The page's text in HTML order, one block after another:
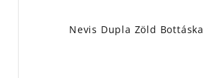
Nevis Dupla Zöld Bottáska